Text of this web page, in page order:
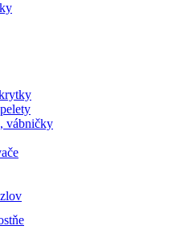
vábničky